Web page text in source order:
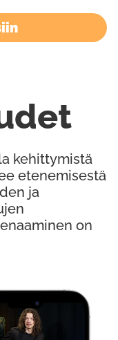
kehittymistä
etenemisestä
ja
on